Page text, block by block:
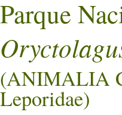
Parque
(ANIMALIA
Leporidae)